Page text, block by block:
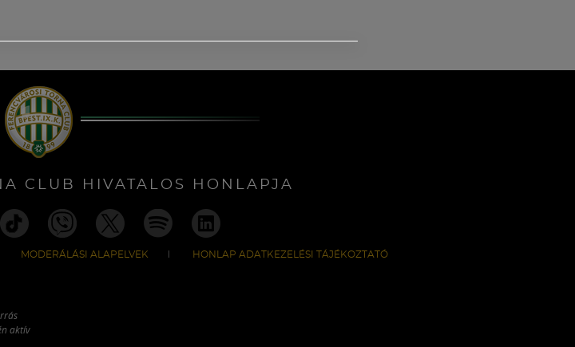
CLUB HIVATALOS HONLAPJA
MODERÁLÁSI ALAPELVEK HONLAP ADATKEZELÉSI TÁJÉKOZTATÓ
aktív